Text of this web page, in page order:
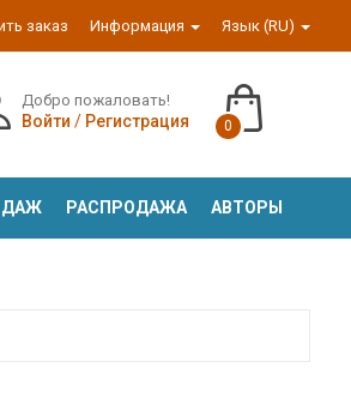
заказ Информация Язык (RU)
Добро пожаловать!
Войти / Регистрация 0
РАСПРОДАЖА АВТОРЫ